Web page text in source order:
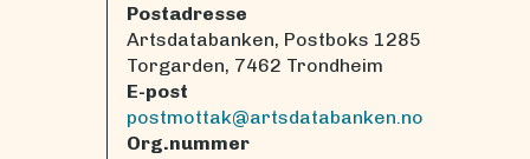
Postadresse
Artsdatabanken, Postboks 1285
Torgarden, 7462 Trondheim
E-post
postmottak@artsdatabanken.no
Org.nummer